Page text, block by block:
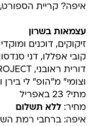
איפה? קריית
עצמאות בשרון
זיקוקים, דוכנים
וצומי" מ"הופ" לי בירן
מתי? 23 באפריל
מחיר:ללא תשלום
איפה: ברחבי רמת